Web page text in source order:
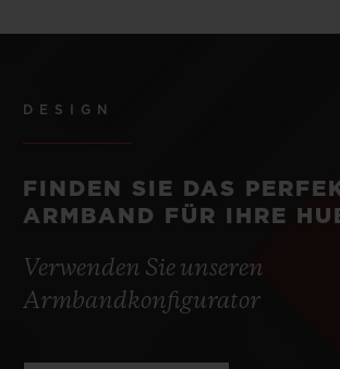
DESIGN
FINDEN SIE DAS
ARMBAND FÜR IHRE
Verwenden Sie unseren
Armbandkonfigurator